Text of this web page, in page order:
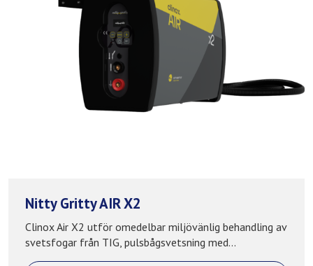
Nitty Gritty AIR X2
Clinox Air X2 utför omedelbar miljövänlig behandling av
svetsfogar från TIG, pulsbågsvetsning med...